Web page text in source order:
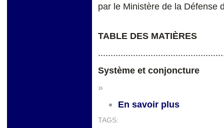
par le Ministère de la Défense
TABLE DES MATIÈRES
Système et conjoncture
»
En savoir plus
TAGS: